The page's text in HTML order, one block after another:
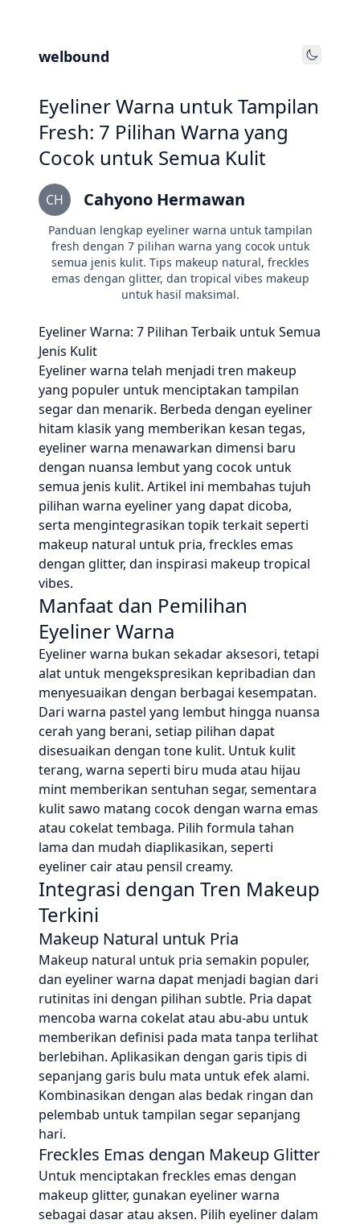
welbound Toggle
Eyeliner Warna untuk Tampilan
Fresh: 7 Pilihan Warna yang
Cocok untuk Semua Kulit
CH Cahyono Hermawan
Panduan lengkap eyeliner warna untuk tampilan
fresh dengan 7 pilihan warna yang cocok untuk
semua jenis kulit. Tips makeup natural, freckles
emas dengan glitter, dan tropical vibes makeup
untuk hasil maksimal.
Eyeliner Warna: 7 Pilihan Terbaik untuk Semua
Jenis Kulit
Eyeliner warna telah menjadi tren makeup
yang populer untuk menciptakan tampilan
segar dan menarik. Berbeda dengan eyeliner
hitam klasik yang memberikan kesan tegas,
eyeliner warna menawarkan dimensi baru
dengan nuansa lembut yang cocok untuk
semua jenis kulit. Artikel ini membahas tujuh
pilihan warna eyeliner yang dapat dicoba,
serta mengintegrasikan topik terkait seperti
makeup natural untuk pria, freckles emas
dengan glitter, dan inspirasi makeup tropical
vibes.
Manfaat dan Pemilihan
Eyeliner Warna
Eyeliner warna bukan sekadar aksesori, tetapi
alat untuk mengekspresikan kepribadian dan
menyesuaikan dengan berbagai kesempatan.
Dari warna pastel yang lembut hingga nuansa
cerah yang berani, setiap pilihan dapat
disesuaikan dengan tone kulit. Untuk kulit
terang, warna seperti biru muda atau hijau
mint memberikan sentuhan segar, sementara
kulit sawo matang cocok dengan warna emas
atau cokelat tembaga. Pilih formula tahan
lama dan mudah diaplikasikan, seperti
eyeliner cair atau pensil creamy.
Integrasi dengan Tren Makeup
Terkini
Makeup Natural untuk Pria
Makeup natural untuk pria semakin populer,
dan eyeliner warna dapat menjadi bagian dari
rutinitas ini dengan pilihan subtle. Pria dapat
mencoba warna cokelat atau abu-abu untuk
memberikan definisi pada mata tanpa terlihat
berlebihan. Aplikasikan dengan garis tipis di
sepanjang garis bulu mata untuk efek alami.
Kombinasikan dengan alas bedak ringan dan
pelembab untuk tampilan segar sepanjang
hari.
Freckles Emas dengan Makeup Glitter
Untuk menciptakan freckles emas dengan
makeup glitter, gunakan eyeliner warna
sebagai dasar atau aksen. Pilih eyeliner dalam